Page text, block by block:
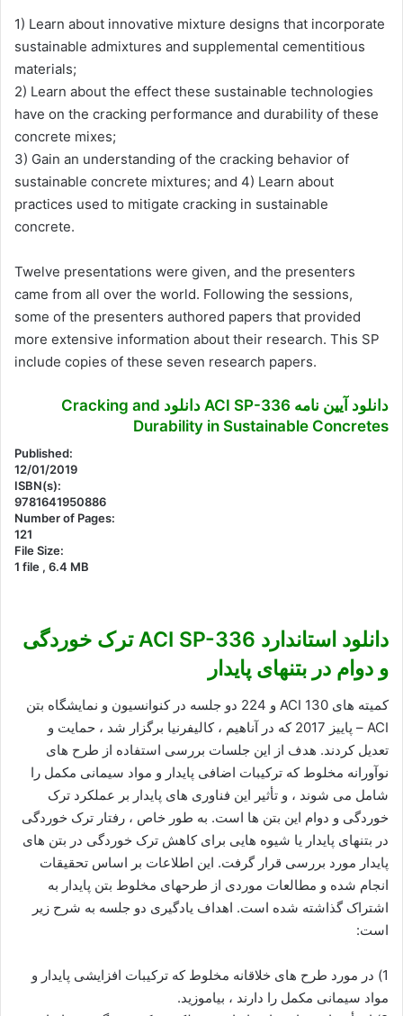
1) Learn about innovative mixture designs that incorporate
sustainable admixtures and supplemental cementitious
materials;
2) Learn about the effect these sustainable technologies
have on the cracking performance and durability of these
concrete mixes;
3) Gain an understanding of the cracking behavior of
sustainable concrete mixtures; and 4) Learn about
practices used to mitigate cracking in sustainable
concrete.
Twelve presentations were given, and the presenters
came from all over the world. Following the sessions,
some of the presenters authored papers that provided
more extensive information about their research. This SP
include copies of these seven research papers.
دانلود آیین نامه ACI SP-336 دانلود Cracking and
Durability in Sustainable Concretes
Published:
12/01/2019
ISBN(s):
9781641950886
Number of Pages:
121
File Size:
1 file , 6.4 MB
دانلود استاندارد ACI SP-336 ترک خوردگی
و دوام در بتنهای پایدار
کمیته های ACI 130 و 224 دو جلسه در کنوانسیون و نمایشگاه بتن
ACI – پاییز 2017 که در آناهیم ، کالیفرنیا برگزار شد ، حمایت و
تعدیل کردند. هدف از این جلسات بررسی استفاده از طرح های
نوآورانه مخلوط که ترکیبات اضافی پایدار و مواد سیمانی مکمل را
شامل می شوند ، و تأثیر این فناوری های پایدار بر عملکرد ترک
خوردگی و دوام این بتن ها است. به طور خاص ، رفتار ترک خوردگی
در بتنهای پایدار یا شیوه هایی برای کاهش ترک خوردگی در بتن های
پایدار مورد بررسی قرار گرفت. این اطلاعات بر اساس تحقیقات
انجام شده و مطالعات موردی از طرحهای مخلوط بتن پایدار به
اشتراک گذاشته شده است. اهداف یادگیری دو جلسه به شرح زیر
است:
1) در مورد طرح های خلاقانه مخلوط که ترکیبات افزایشی پایدار و
مواد سیمانی مکمل را دارند ، بیاموزید.